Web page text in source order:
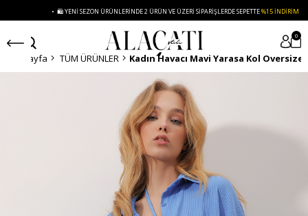
• 🛍️ YENI SEZON ÜRÜNLERINDE 2 ÜRÜN VE ÜZERI SIPARIŞLERDE SEPETTE%15 İNDIRIM
0
Anasayfa TÜM ÜRÜNLER